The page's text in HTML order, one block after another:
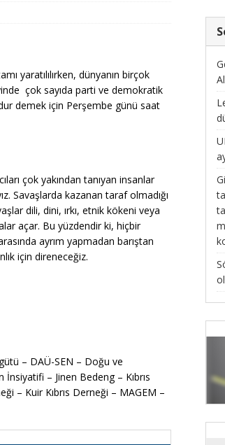
yaratılılırken, dünyanın birçok
çok sayıda parti ve demokratik
demek için Perşembe günü saat
çok yakından tanıyan insanlar
Savaşlarda kazanan taraf olmadığı
dili, dini, ırkı, etnik kökeni veya
açar. Bu yüzdendir ki, hiçbir
ayrım yapmadan barıştan
için direneceğiz.
– DAÜ-SEN – Doğu ve
– Jinen Bedeng – Kıbrıs
– Kuir Kıbrıs Derneği – MAGEM –